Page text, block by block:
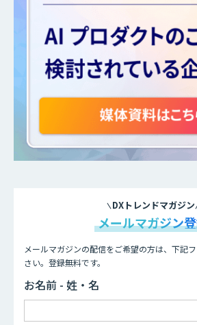
DXトレンドマガジン
メールマガジン
メールマガジンの配信をご希望の方は、下記
さい。登録無料です。
お名前 - 姓・名